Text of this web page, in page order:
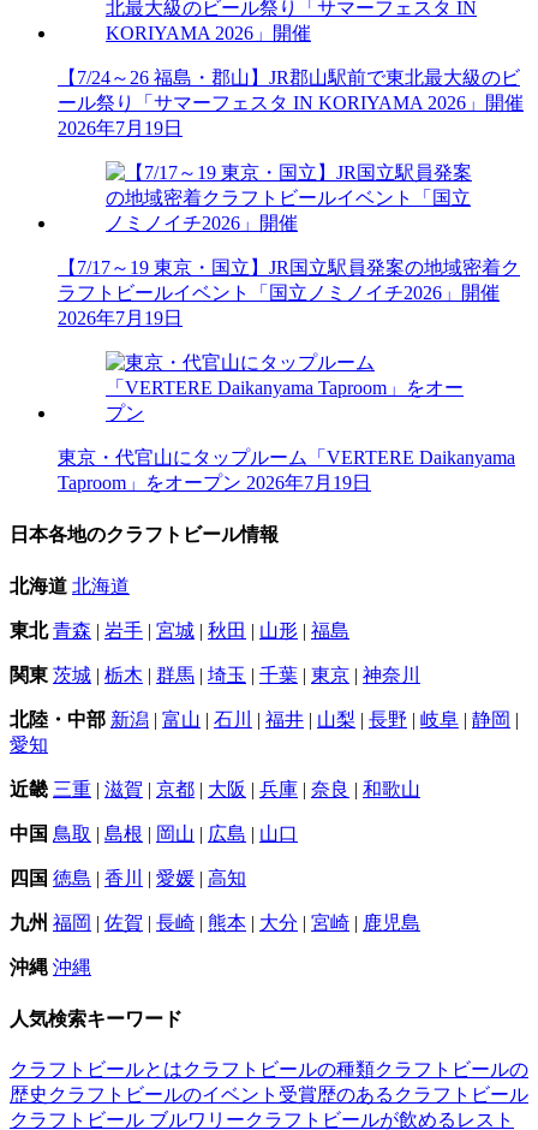
【7/24～26 福島・郡山】JR郡山駅前で東北最大級のビ
ール祭り「サマーフェスタ IN KORIYAMA 2026」開催
2026年7月19日
【7/17～19 東京・国立】JR国立駅員発案の地域密着ク
ラフトビールイベント「国立ノミノイチ2026」開催
2026年7月19日
東京・代官山にタップルーム「VERTERE Daikanyama
Taproom」をオープン 2026年7月19日
日本各地のクラフトビール情報
北海道 北海道
東北 青森 | 岩手 | 宮城 | 秋田 | 山形 | 福島
関東 茨城 | 栃木 | 群馬 | 埼玉 | 千葉 | 東京 | 神奈川
北陸・中部 新潟 | 富山 | 石川 | 福井 | 山梨 | 長野 | 岐阜 | 静岡 |
愛知
近畿 三重 | 滋賀 | 京都 | 大阪 | 兵庫 | 奈良 | 和歌山
中国 鳥取 | 島根 | 岡山 | 広島 | 山口
四国 徳島 | 香川 | 愛媛 | 高知
九州 福岡 | 佐賀 | 長崎 | 熊本 | 大分 | 宮崎 | 鹿児島
沖縄 沖縄
人気検索キーワード
クラフトビールとはクラフトビールの種類クラフトビールの
歴史 クラフトビールのイベント 受賞歴のあるクラフトビール
クラフトビール ブルワリークラフトビールが飲めるレスト